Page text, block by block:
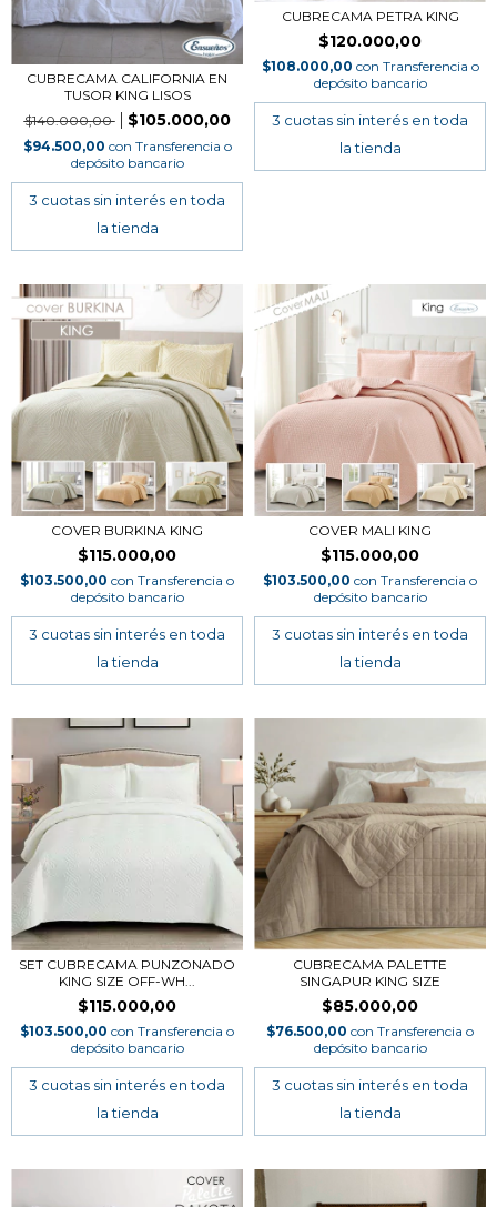
CUBRECAMA CALIFORNIA EN
TUSOR KING LISOS
$140.000,00
$105.000,00
$94.500,00 con Transferencia o
depósito bancario
CUBRECAMA PETRA KING
$120.000,00
$108.000,00 con Transferencia o
depósito bancario
COVER BURKINA KING
$115.000,00
$103.500,00 con Transferencia o
depósito bancario
COVER MALI KING
$115.000,00
$103.500,00 con Transferencia o
depósito bancario
SET CUBRECAMA PUNZONADO
KING SIZE OFF-WH...
$115.000,00
$103.500,00 con Transferencia o
depósito bancario
CUBRECAMA PALETTE
SINGAPUR KING SIZE
$85.000,00
$76.500,00 con Transferencia o
depósito bancario